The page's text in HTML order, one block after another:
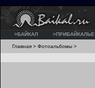
>БАЙКАЛ >ПРИБАЙКАЛЬЕ
Главная > Фотоальбомы >